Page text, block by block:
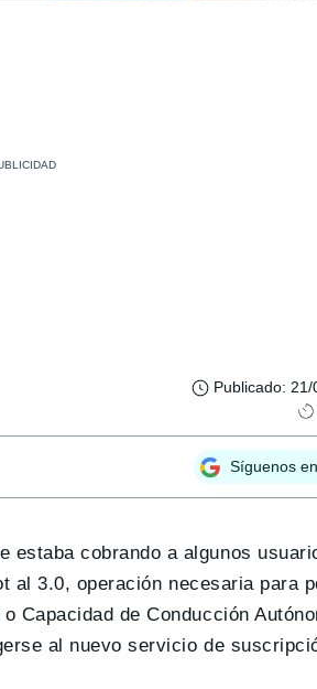
Publicado: 21/
Síguenos
estaba cobrando a algunos
al 3.0, operación necesaria para
o Capacidad de Conducción
al nuevo servicio de